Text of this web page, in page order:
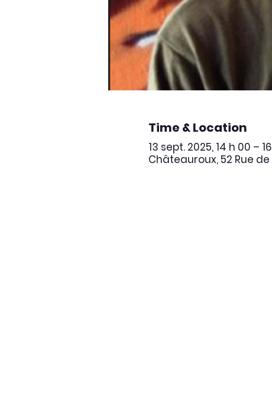
Time & Location
13 sept. 2025, 14 h 00 –
Châteauroux, 52 Rue